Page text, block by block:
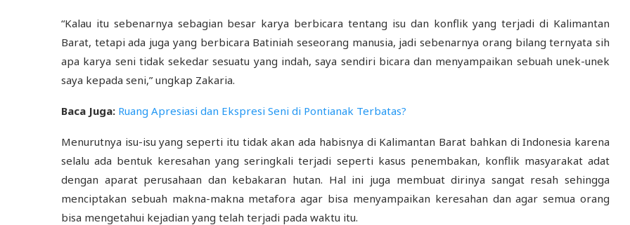
“Kalau itu sebenarnya sebagian besar karya berbicara tentang isu dan konflik yang terjadi di Kalimantan
Barat, tetapi ada juga yang berbicara Batiniah seseorang manusia, jadi sebenarnya orang bilang ternyata sih
apa karya seni tidak sekedar sesuatu yang indah, saya sendiri bicara dan menyampaikan sebuah unek-unek
saya kepada seni,” ungkap Zakaria.
Baca Juga: Ruang Apresiasi dan Ekspresi Seni di Pontianak Terbatas?
Menurutnya isu-isu yang seperti itu tidak akan ada habisnya di Kalimantan Barat bahkan di Indonesia karena
selalu ada bentuk keresahan yang seringkali terjadi seperti kasus penembakan, konflik masyarakat adat
dengan aparat perusahaan dan kebakaran hutan. Hal ini juga membuat dirinya sangat resah sehingga
menciptakan sebuah makna-makna metafora agar bisa menyampaikan keresahan dan agar semua orang
bisa mengetahui kejadian yang telah terjadi pada waktu itu.